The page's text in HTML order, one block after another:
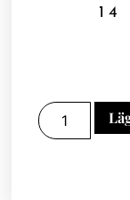
14